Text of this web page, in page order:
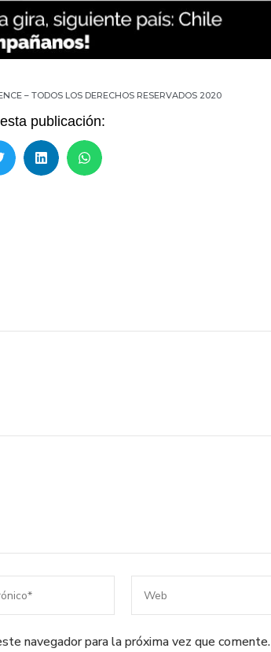
– TODOS LOS DERECHOS RESERVADOS 2020
publicación:
navegador para la próxima vez que comente.